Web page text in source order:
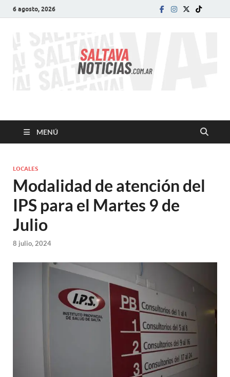
6 agosto, 2026
SALTA VA!
MENÚ
LOCALES
Modalidad de atención del
IPS para el Martes 9 de
Julio
8 julio, 2024